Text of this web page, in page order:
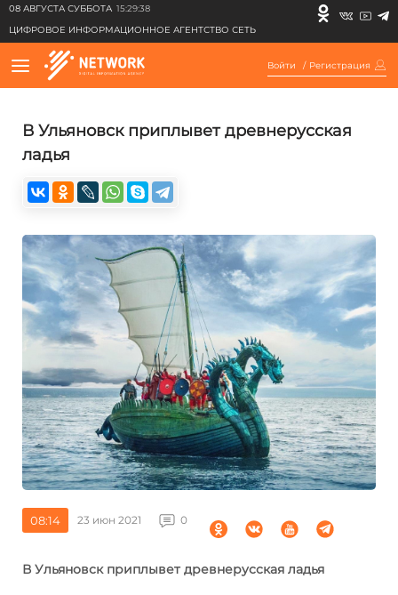
08 АВГУСТА СУББОТА 15:29:38
ЦИФРОВОЕ ИНФОРМАЦИОННОЕ АГЕНТСТВО СЕТЬ
Войти / Регистрация
В Ульяновск приплывет древнерусская
ладья
08:14 23 июн 2021 0
В Ульяновск приплывет древнерусская ладья